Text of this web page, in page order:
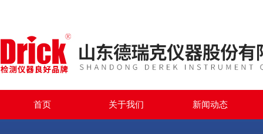
首页 关于我们 新闻动态